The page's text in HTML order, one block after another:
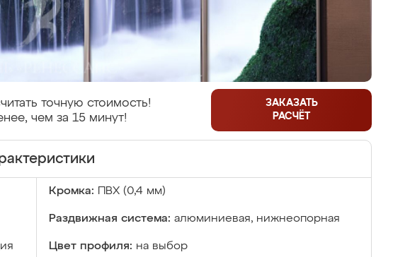
точную стоимость!
чем за 15 минут!
ЗАКАЗАТЬ
РАСЧЁТ
Кромка: ПВХ (0,4 мм)
Раздвижная система: алюминиевая, нижнеопорная
Цвет профиля: на выбор